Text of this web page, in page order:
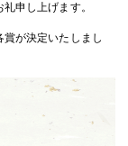
申し上げます。
が決定いたしまし